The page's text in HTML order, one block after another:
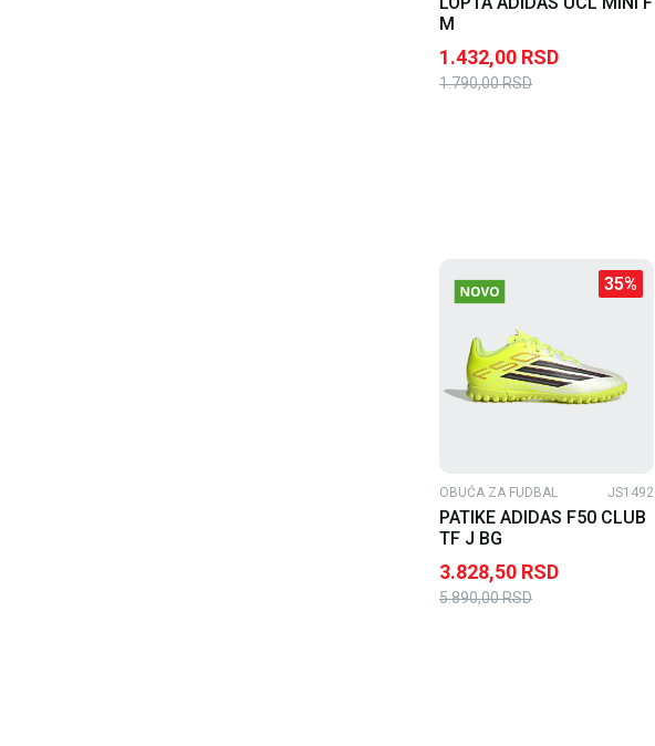
M
1.432,00 RSD
1.790,00RSD
35%
OBUĆA ZA FUDBAL JS1492
PATIKE ADIDAS F50 CLUB
TF J BG
3.828,50 RSD
5.890,00RSD